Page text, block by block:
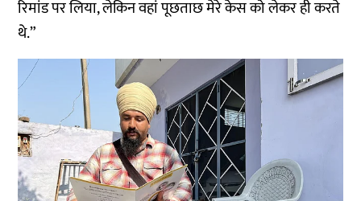
रिमांड पर लिया, लेकिन वहां पूछताछ मेरे केस को लेकर ही करते
थे.”